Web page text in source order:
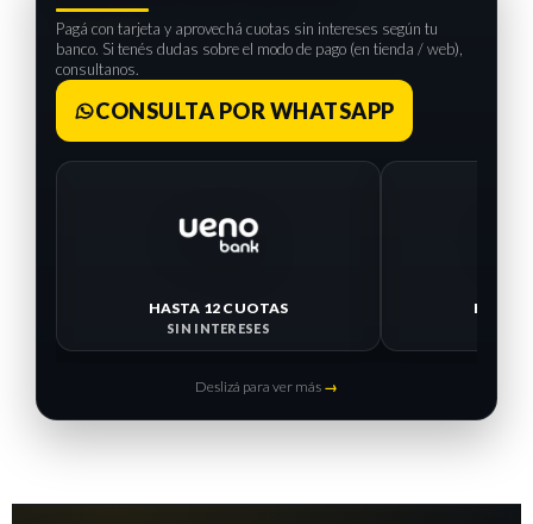
Pagá con tarjeta y aprovechá cuotas sin intereses según tu
banco. Si tenés dudas sobre el modo de pago (en tienda / web),
consultanos.
CONSULTA POR WHATSAPP
HASTA 12 CUOTAS
SIN INTERESES
HASTA
Deslizá para ver más →